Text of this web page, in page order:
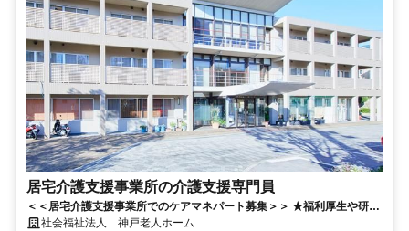
居宅介護支援事業所の介護支援専門員
＜＜居宅介護支援事業所でのケアマネパート募集＞＞ ★福利厚生や研修
体制もバッチリ◎
社会福祉法人 神戸老人ホーム